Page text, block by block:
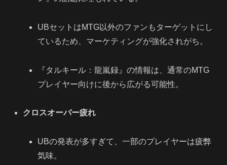
UBセットはMTG以外のファンもターゲットにし
ているため、マーケティングが強化されがち。
『タルキール：龍嵐録』の情報は、通常のMTG
プレイヤー向けに後から広がる可能性。
クロスオーバー疲れ
UBの発表が多すぎて、一部のプレイヤーは疲弊
気味。